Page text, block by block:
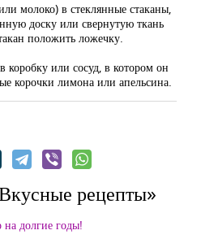
молоко) в стеклянные стаканы,
доску или свернутую ткань
положить ложечку.
коробку или сосуд, в котором он
корочки лимона или апельсина.
рецепты»
долгие годы!